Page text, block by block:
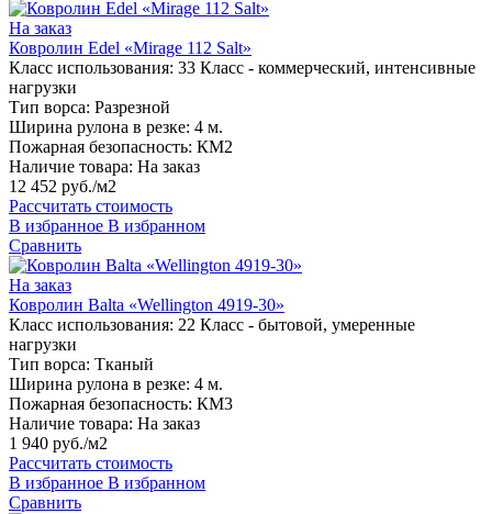
На заказ
Ковролин Edel «Mirage 112 Salt»
Класс использования: 33 Класс - коммерческий, интенсивные
нагрузки
Тип ворса: Разрезной
Ширина рулона в резке: 4 м.
Пожарная безопасность: КМ2
Наличие товара: На заказ
12 452 руб./м2
Рассчитать стоимость
В избранное В избранном
Сравнить
На заказ
Ковролин Balta «Wellington 4919-30»
Класс использования: 22 Класс - бытовой, умеренные
нагрузки
Тип ворса: Тканый
Ширина рулона в резке: 4 м.
Пожарная безопасность: КМ3
Наличие товара: На заказ
1 940 руб./м2
Рассчитать стоимость
В избранное В избранном
Сравнить